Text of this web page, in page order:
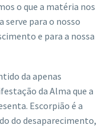
o que a matéria nos
serve para o nosso
e para a nossa
da apenas
da Alma que a
Escorpião é a
do desaparecimento,